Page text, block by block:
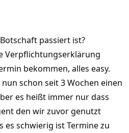
passiert ist?
Verpflichtungserklärung
bekommen, alles easy.
schon seit 3 Wochen einen
es heißt immer nur dass
den wir zuvor genutzt
es schwierig ist Termine zu